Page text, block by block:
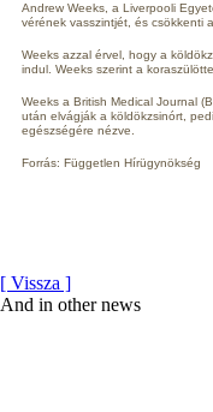
Andrew Weeks, a Liverpooli
vérének vasszintjét, és csökkenti
Weeks azzal érvel, hogy a
indul. Weeks szerint a
Weeks a British Medical Journal
után elvágják a köldökzsinórt,
egészségére nézve.
Forrás: Független Hírügynökség
[ Vissza ]
And in other news